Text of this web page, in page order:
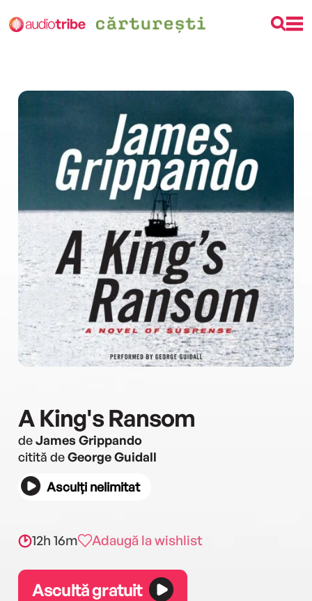
A King's Ransom
deJames Grippando
citită deGeorge Guidall
Asculți nelimitat
12h 16m Adaugă la wishlist
Ascultă gratuit